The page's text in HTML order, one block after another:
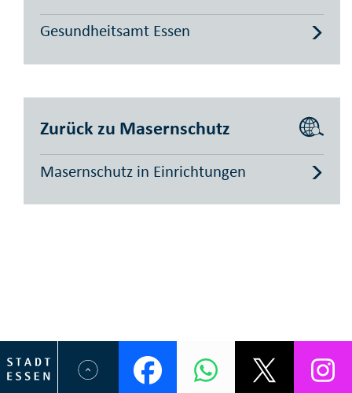
Gesundheitsamt Essen
Zurück zu Masernschutz
Masernschutz in Einrichtungen